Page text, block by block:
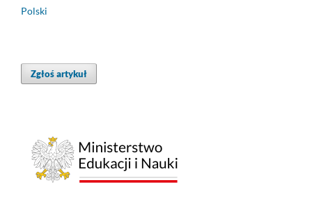
Polski
Zgłoś artykuł